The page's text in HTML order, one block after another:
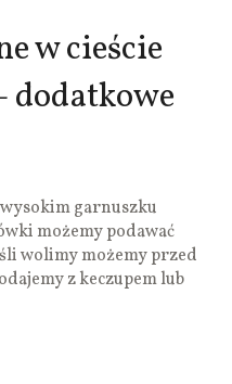
w cieście
dodatkowe
garnuszku
możemy podawać
wolimy możemy przed
z keczupem lub